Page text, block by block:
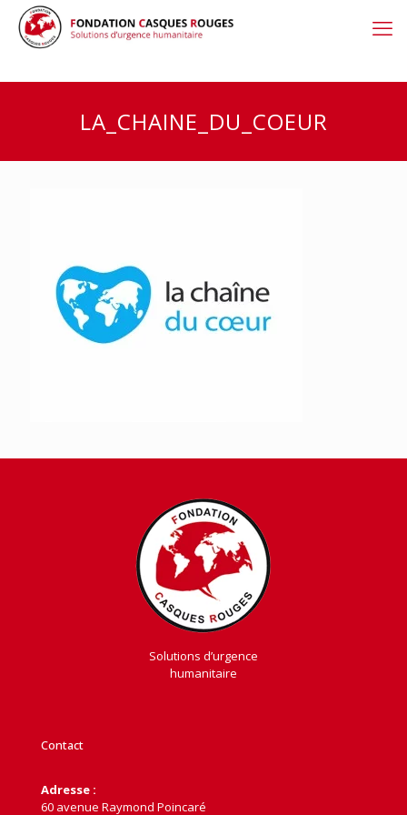
LA_CHAINE_DU_COEUR
Solutions d’urgence
humanitaire
Contact
Adresse :
60 avenue Raymond Poincaré